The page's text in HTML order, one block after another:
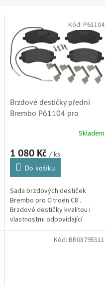
Brzdové destičky přední
Brembo P61104 pro
Skladem
1 080 Kč / ks
Do košíku
Sada brzdových destiček
Brembo pro Citroën C8 .
Brzdové destičky kvalitou i
vlastnostmi odpovídající
originálním dílům.
Kód: P61104
Kód: BR08795511